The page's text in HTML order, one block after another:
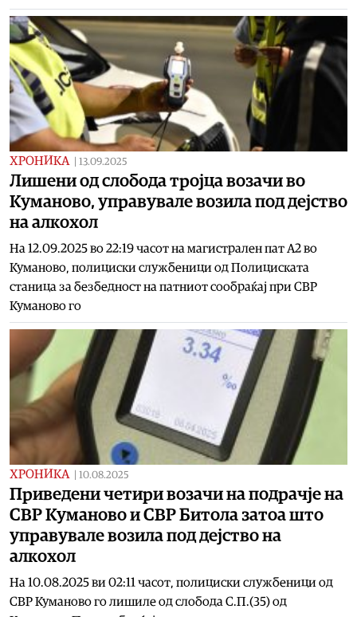
ХРОНИКА 13.09.2025
Лишени од слобода тројца возачи во
Куманово, управувале возила под дејство
на алкохол
На 12.09.2025 во 22:19 часот на магистрален пат А2 во
Куманово, полициски службеници од Полициската
станица за безбедност на патниот сообраќај при СВР
Куманово го
ХРОНИКА 10.08.2025
Приведени четири возачи на подрачје на
СВР Куманово и СВР Битола затоа што
управувале возила под дејство на
алкохол
На 10.08.2025 ви 02:11 часот, полициски службеници од
СВР Куманово го лишиле од слобода С.П.(35) од